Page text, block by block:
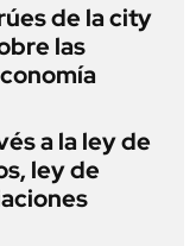
de la city
las
a la ley de
ley de